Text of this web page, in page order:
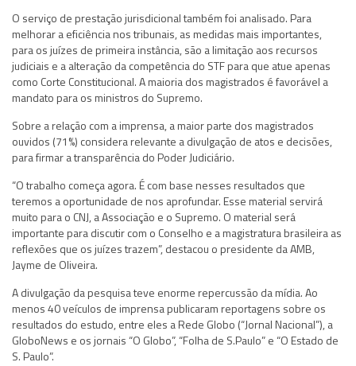
O serviço de prestação jurisdicional também foi analisado. Para
melhorar a eficiência nos tribunais, as medidas mais importantes,
para os juízes de primeira instância, são a limitação aos recursos
judiciais e a alteração da competência do STF para que atue apenas
como Corte Constitucional. A maioria dos magistrados é favorável a
mandato para os ministros do Supremo.
Sobre a relação com a imprensa, a maior parte dos magistrados
ouvidos (71%) considera relevante a divulgação de atos e decisões,
para firmar a transparência do Poder Judiciário.
“O trabalho começa agora. É com base nesses resultados que
teremos a oportunidade de nos aprofundar. Esse material servirá
muito para o CNJ, a Associação e o Supremo. O material será
importante para discutir com o Conselho e a magistratura brasileira as
reflexões que os juízes trazem”, destacou o presidente da AMB,
Jayme de Oliveira.
A divulgação da pesquisa teve enorme repercussão da mídia. Ao
menos 40 veículos de imprensa publicaram reportagens sobre os
resultados do estudo, entre eles a Rede Globo (“Jornal Nacional”), a
GloboNews e os jornais “O Globo”, “Folha de S.Paulo” e “O Estado de
S. Paulo”.